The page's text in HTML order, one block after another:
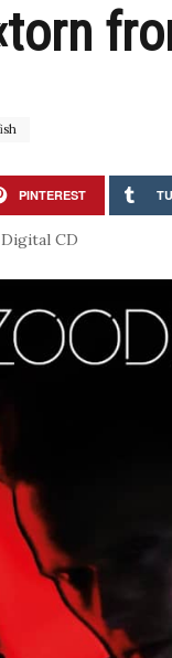
PINTEREST
Digital CD